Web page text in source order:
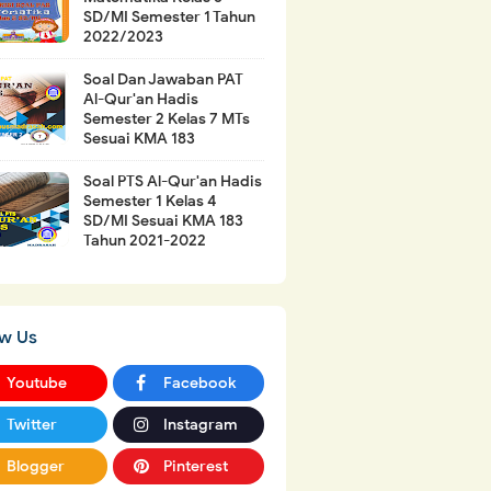
SD/MI Semester 1 Tahun
2022/2023
Soal Dan Jawaban PAT
Al-Qur'an Hadis
Semester 2 Kelas 7 MTs
Sesuai KMA 183
Soal PTS Al-Qur'an Hadis
Semester 1 Kelas 4
SD/MI Sesuai KMA 183
Tahun 2021-2022
Us
Youtube Facebook
Twitter Instagram
Blogger Pinterest